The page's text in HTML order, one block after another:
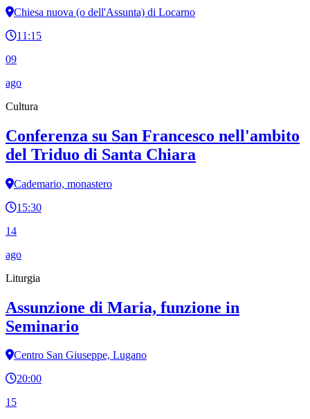
Chiesa nuova (o dell'Assunta) di Locarno
11:15
09
ago
Cultura
Conferenza su San Francesco nell'ambito
del Triduo di Santa Chiara
Cademario, monastero
15:30
14
ago
Liturgia
Assunzione di Maria, funzione in
Seminario
Centro San Giuseppe, Lugano
20:00
15